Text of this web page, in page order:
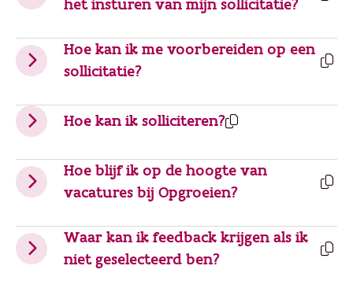
het insturen van mijn sollicitatie?
Hoe kan ik me voorbereiden op een
sollicitatie?
Hoe kan ik solliciteren?
Hoe blijf ik op de hoogte van
vacatures bij Opgroeien?
Waar kan ik feedback krijgen als ik
niet geselecteerd ben?